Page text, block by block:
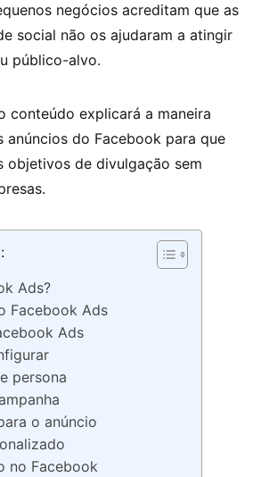
negócios acreditam que as
social não os ajudaram a atingir
público-alvo.
conteúdo explicará a maneira
anúncios do Facebook para que
objetivos de divulgação sem
Ads?
Facebook Ads
Ads
persona
o anúncio
no Facebook